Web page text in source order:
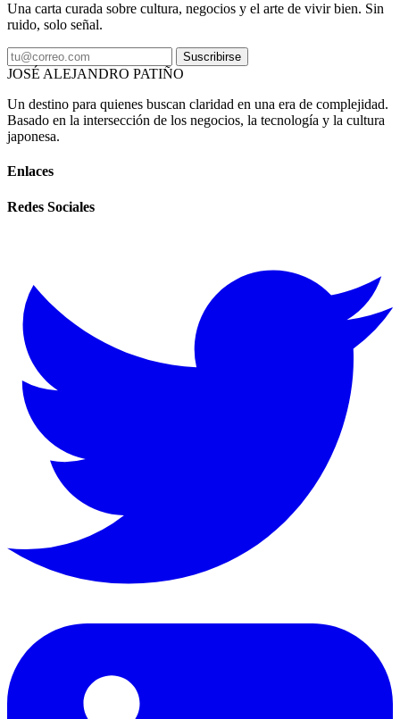
Una carta curada sobre cultura, negocios y el arte de vivir bien. Sin
ruido, solo señal.
Suscribirse
JOSÉ ALEJANDRO PATIÑO
Un destino para quienes buscan claridad en una era de complejidad.
Basado en la intersección de los negocios, la tecnología y la cultura
japonesa.
Enlaces
Redes Sociales